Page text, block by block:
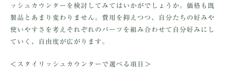
ッシュカウンターを検討してみてはいかがでしょうか。価格も既
製品とあまり変わりません。費用を抑えつつ、自分たちの好みや
使いやすさを考えそれぞれのパーツを組み合わせて自分好みにし
ていく、自由度が広がります。
＜スタイリッシュカウンターで選べる項目＞